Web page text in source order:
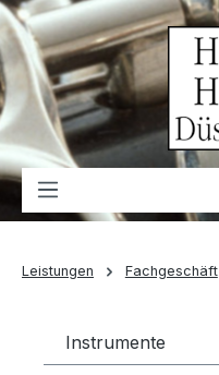
springen
Leistungen Fachgeschäft
Instrumente